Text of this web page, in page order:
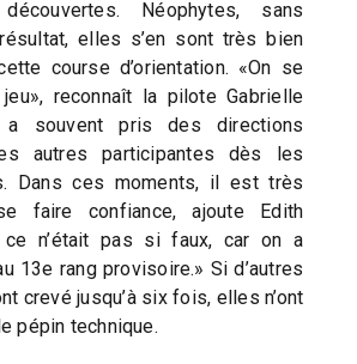
Néophytes, sans
elles s’en sont très bien
course d’orientation. «On se
reconnaît la pilote Gabrielle
a souvent pris des directions
autres participantes dès les
Dans ces moments, il est très
faire confiance, ajoute Edith
ce n’était pas si faux, car on a
13e rang provisoire.» Si d’autres
crevé jusqu’à six fois, elles n’ont
pépin technique.